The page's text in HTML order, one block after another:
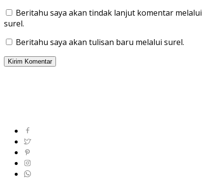
Beritahu saya akan tindak lanjut komentar melalui
surel.
Beritahu saya akan tulisan baru melalui surel.